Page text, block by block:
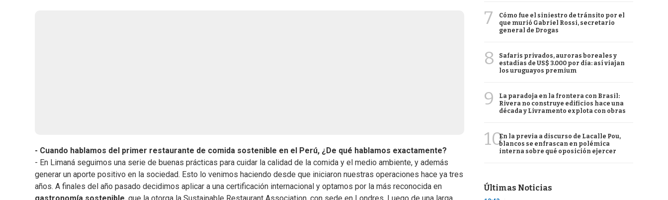
- Cuando hablamos del primer restaurante de comida sostenible en el Perú, ¿De qué hablamos exactamente?
- En Limaná seguimos una serie de buenas prácticas para cuidar la calidad de la comida y el medio ambiente, y además
generar un aporte positivo en la sociedad. Esto lo venimos haciendo desde que iniciaron nuestras operaciones hace ya tres
años. A finales del año pasado decidimos aplicar a una certificación internacional y optamos por la más reconocida en
7
Cómo fue el siniestro de tránsito por el
que murió Gabriel Rossi, secretario
general de Drogas
8
Safaris privados, auroras boreales y
estadías de US$ 3.000 por día: así viajan
los uruguayos premium
9
La paradoja en la frontera con Brasil:
Rivera no construye edificios hace una
década y Livramento explota con obras
10En la previa a discurso de Lacalle Pou,
blancos se enfrascan en polémica
interna sobre qué oposición ejercer
Últimas Noticias